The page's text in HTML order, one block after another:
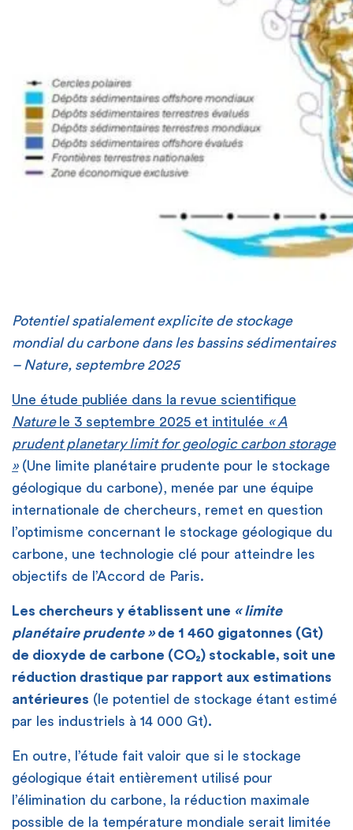
Potentiel spatialement explicite de stockage
mondial du carbone dans les bassins sédimentaires
– Nature, septembre 2025
Une étude publiée dans la revue scientifique
Nature le 3 septembre 2025 et intitulée « A
prudent planetary limit for geologic carbon storage
»(Une limite planétaire prudente pour le stockage
géologique du carbone), menée par une équipe
internationale de chercheurs, remet en question
l’optimisme concernant le stockage géologique du
carbone, une technologie clé pour atteindre les
objectifs de l’Accord de Paris.
Les chercheurs y établissent une « limite
planétaire prudente »de 1 460 gigatonnes (Gt)
de dioxyde de carbone (CO₂) stockable, soit une
réduction drastique par rapport aux estimations
antérieures (le potentiel de stockage étant estimé
par les industriels à 14 000 Gt).
En outre, l’étude fait valoir que si le stockage
géologique était entièrement utilisé pour
l’élimination du carbone, la réduction maximale
possible de la température mondiale serait limitée